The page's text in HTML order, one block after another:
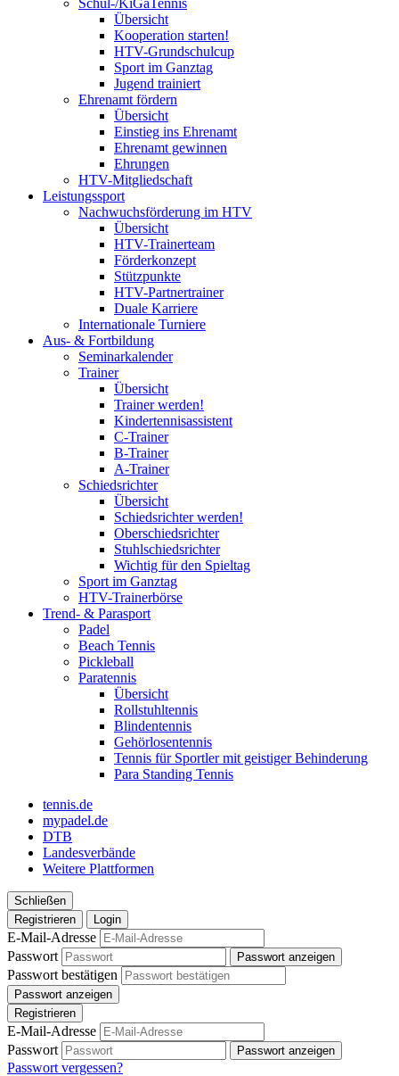
Schul-/KiGaTennis
Übersicht
Kooperation starten!
HTV-Grundschulcup
Sport im Ganztag
Jugend trainiert
Ehrenamt fördern
Übersicht
Einstieg ins Ehrenamt
Ehrenamt gewinnen
Ehrungen
HTV-Mitgliedschaft
Leistungssport
Nachwuchsförderung im HTV
Übersicht
HTV-Trainerteam
Förderkonzept
Stützpunkte
HTV-Partnertrainer
Duale Karriere
Internationale Turniere
Aus- & Fortbildung
Seminarkalender
Trainer
Übersicht
Trainer werden!
Kindertennisassistent
C-Trainer
B-Trainer
A-Trainer
Schiedsrichter
Übersicht
Schiedsrichter werden!
Oberschiedsrichter
Stuhlschiedsrichter
Wichtig für den Spieltag
Sport im Ganztag
HTV-Trainerbörse
Trend- & Parasport
Padel
Beach Tennis
Pickleball
Paratennis
Übersicht
Rollstuhltennis
Blindentennis
Gehörlosentennis
Tennis für Sportler mit geistiger Behinderung
Para Standing Tennis
tennis.de
mypadel.de
DTB
Landesverbände
Weitere Plattformen
Schließen
Registrieren
Login
E-Mail-Adresse
Passwort
Passwort anzeigen
Passwort bestätigen
Passwort anzeigen
Registrieren
E-Mail-Adresse
Passwort
Passwort anzeigen
Passwort vergessen?